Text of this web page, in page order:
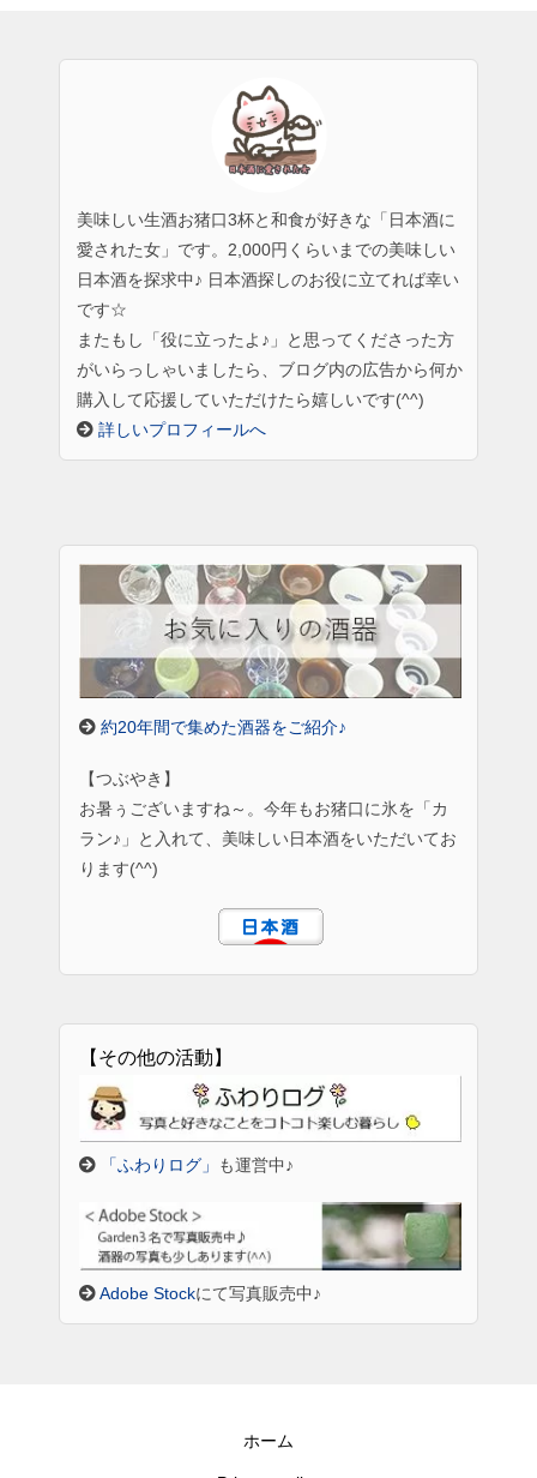
美味しい生酒お猪口3杯と和食が好きな「日本酒に
愛された女」です。2,000円くらいまでの美味しい
日本酒を探求中♪ 日本酒探しのお役に立てれば幸い
です☆
またもし「役に立ったよ♪」と思ってくださった方
がいらっしゃいましたら、ブログ内の広告から何か
購入して応援していただけたら嬉しいです(^^)
詳しいプロフィールへ
約20年間で集めた酒器をご紹介♪
【つぶやき】
お暑ぅございますね～。今年もお猪口に氷を「カ
ラン♪」と入れて、美味しい日本酒をいただいてお
ります(^^)
【その他の活動】
「ふわりログ」 も運営中♪
Adobe Stockにて写真販売中♪
ホーム